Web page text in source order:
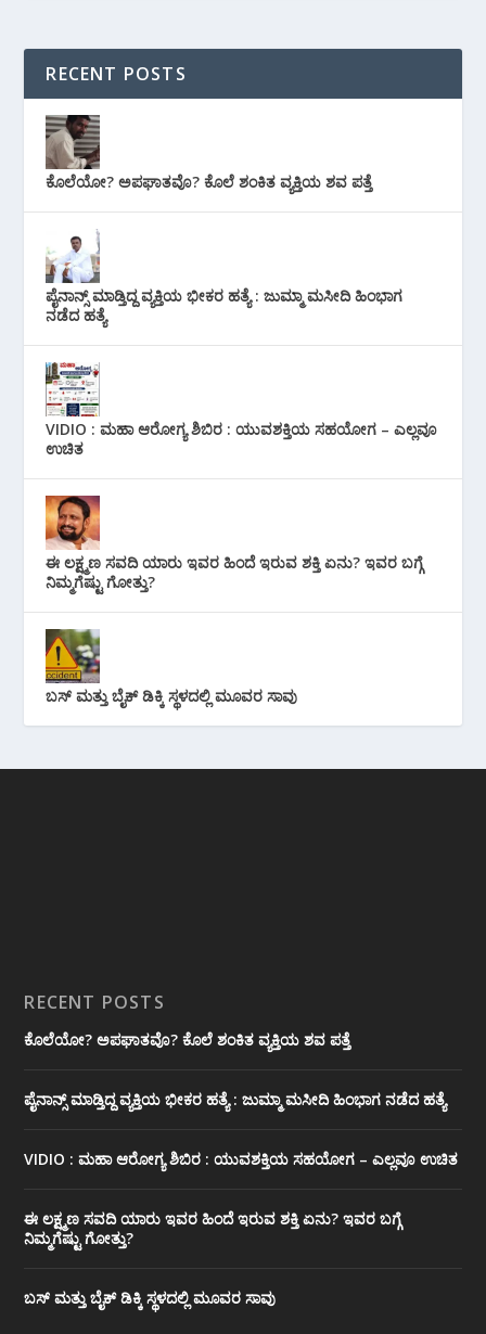
RECENT POSTS
ಕೊಲೆಯೋ? ಅಪಘಾತವೊ? ಕೊಲೆ ಶಂಕಿತ ವ್ಯಕ್ತಿಯ ಶವ ಪತ್ತೆ
ಪೈನಾನ್ಸ್ ಮಾಡ್ತಿದ್ದ ವ್ಯಕ್ತಿಯ ಭೀಕರ‌ ಹತ್ಯೆ : ಜುಮ್ಮಾ ಮಸೀದಿ ಹಿಂಭಾಗ
ನಡೆದ ಹತ್ಯೆ
VIDIO : ಮಹಾ ಆರೋಗ್ಯ ಶಿಬಿರ : ಯುವಶಕ್ತಿಯ ಸಹಯೋಗ – ಎಲ್ಲವೂ
ಉಚಿತ
ಈ ಲಕ್ಷ್ಮಣ ಸವದಿ ಯಾರು ಇವರ ಹಿಂದೆ ಇರುವ ಶಕ್ತಿ ಏನು? ಇವರ ಬಗ್ಗೆ
ನಿಮ್ಮಗೆಷ್ಟು ಗೋತ್ತು?
ಬಸ್ ಮತ್ತು ಬೈಕ್ ಡಿಕ್ಕಿ ಸ್ಥಳದಲ್ಲಿ ಮೂವರ ಸಾವು
RECENT POSTS
ಕೊಲೆಯೋ? ಅಪಘಾತವೊ? ಕೊಲೆ ಶಂಕಿತ ವ್ಯಕ್ತಿಯ ಶವ ಪತ್ತೆ
ಪೈನಾನ್ಸ್ ಮಾಡ್ತಿದ್ದ ವ್ಯಕ್ತಿಯ ಭೀಕರ‌ ಹತ್ಯೆ : ಜುಮ್ಮಾ ಮಸೀದಿ ಹಿಂಭಾಗ ನಡೆದ ಹತ್ಯೆ
VIDIO : ಮಹಾ ಆರೋಗ್ಯ ಶಿಬಿರ : ಯುವಶಕ್ತಿಯ ಸಹಯೋಗ – ಎಲ್ಲವೂ ಉಚಿತ
ಈ ಲಕ್ಷ್ಮಣ ಸವದಿ ಯಾರು ಇವರ ಹಿಂದೆ ಇರುವ ಶಕ್ತಿ ಏನು? ಇವರ ಬಗ್ಗೆ
ನಿಮ್ಮಗೆಷ್ಟು ಗೋತ್ತು?
ಬಸ್ ಮತ್ತು ಬೈಕ್ ಡಿಕ್ಕಿ ಸ್ಥಳದಲ್ಲಿ ಮೂವರ ಸಾವು